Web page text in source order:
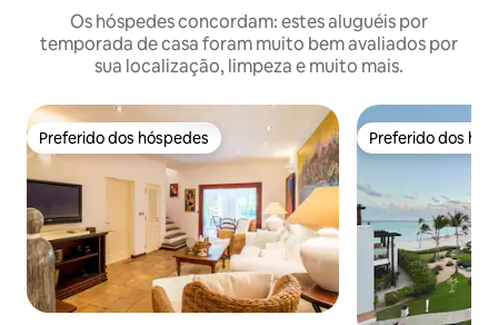
Os hóspedes concordam: estes aluguéis por
temporada de casa foram muito bem avaliados por
sua localização, limpeza e muito mais.
Preferido dos hóspedes
Preferido dos hóspedes Preferido dos
Preferido dos